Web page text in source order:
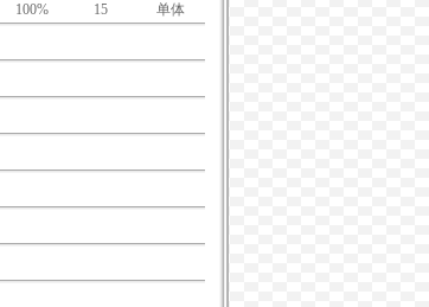
100% 15 单体